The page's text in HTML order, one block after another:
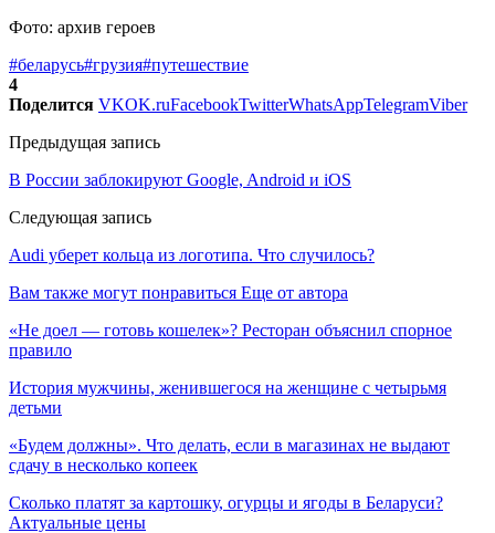
Фото: архив героев
#беларусь#грузия#путешествие
4
Поделится VKOK.ruFacebookTwitterWhatsAppTelegramViber
Предыдущая запись
В России заблокируют Google, Android и iOS
Следующая запись
Audi уберет кольца из логотипа. Что случилось?
Вам также могут понравиться Еще от автора
«Не доел — готовь кошелек»? Ресторан объяснил спорное
правило
История мужчины, женившегося на женщине с четырьмя
детьми
«Будем должны». Что делать, если в магазинах не выдают
сдачу в несколько копеек
Сколько платят за картошку, огурцы и ягоды в Беларуси?
Актуальные цены